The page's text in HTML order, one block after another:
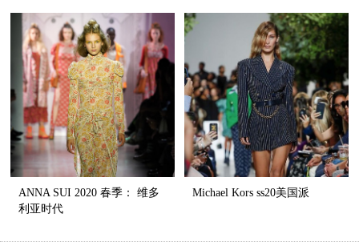
ANNA SUI 2020 春季： 维多
利亚时代
Michael Kors ss20美国派